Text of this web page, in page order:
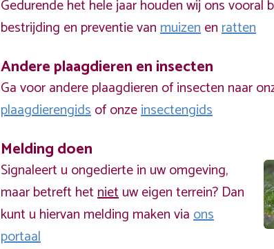
Gedurende het hele jaar houden wij ons vooral
bestrijding en preventie vanmuizenenratten
Andere plaagdieren en insecten
Ga voor andere plaagdieren of insecten naar
plaagdierengidsof onzeinsectengids
Melding doen
Signaleert u ongedierte in uw omgeving,
maar betreft hetnietuw eigen terrein? Dan
kunt u hiervan melding maken viaons
portaal